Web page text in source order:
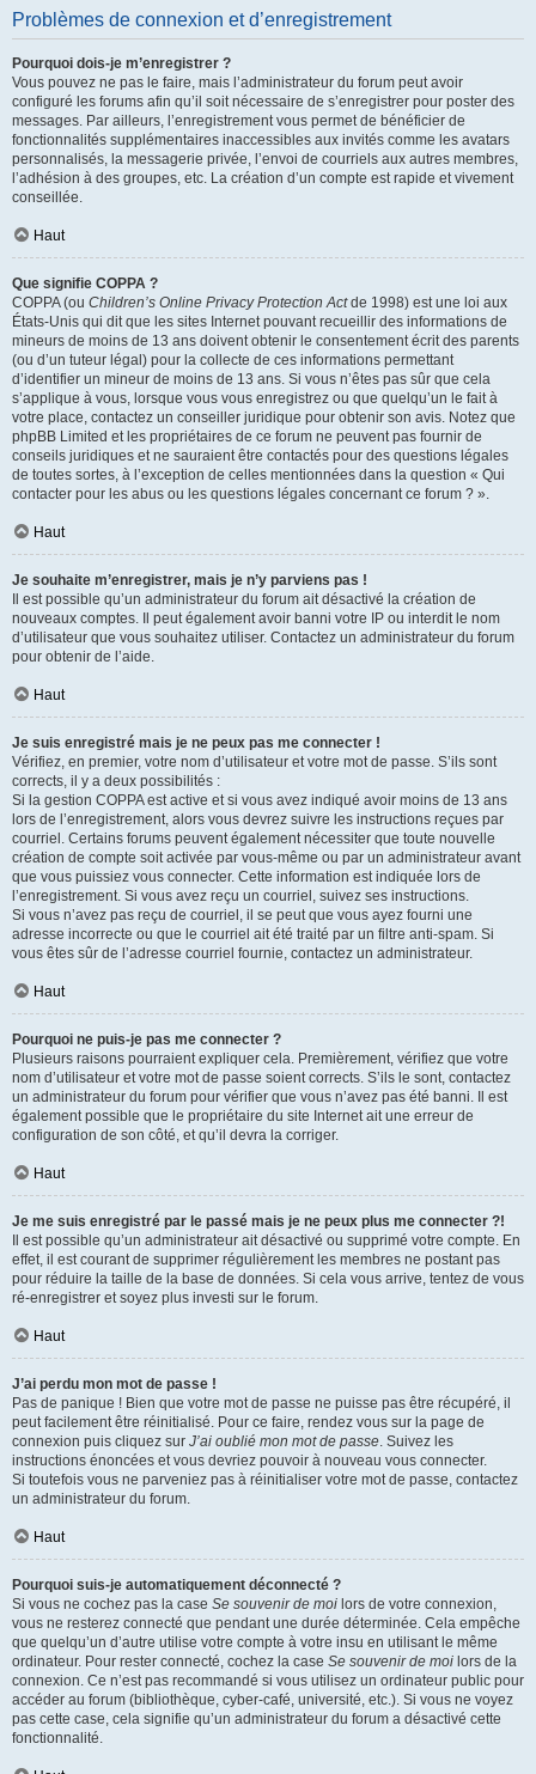
Problèmes de connexion et d’enregistrement
Pourquoi dois-je m’enregistrer ?
Vous pouvez ne pas le faire, mais l’administrateur du forum peut avoir
configuré les forums afin qu’il soit nécessaire de s’enregistrer pour poster des
messages. Par ailleurs, l’enregistrement vous permet de bénéficier de
fonctionnalités supplémentaires inaccessibles aux invités comme les avatars
personnalisés, la messagerie privée, l’envoi de courriels aux autres membres,
l’adhésion à des groupes, etc. La création d’un compte est rapide et vivement
conseillée.
Haut
Que signifie COPPA ?
COPPA (ou Children’s Online Privacy Protection Actde 1998) est une loi aux
États-Unis qui dit que les sites Internet pouvant recueillir des informations de
mineurs de moins de 13 ans doivent obtenir le consentement écrit des parents
(ou d’un tuteur légal) pour la collecte de ces informations permettant
d’identifier un mineur de moins de 13 ans. Si vous n’êtes pas sûr que cela
s’applique à vous, lorsque vous vous enregistrez ou que quelqu’un le fait à
votre place, contactez un conseiller juridique pour obtenir son avis. Notez que
phpBB Limited et les propriétaires de ce forum ne peuvent pas fournir de
conseils juridiques et ne sauraient être contactés pour des questions légales
de toutes sortes, à l’exception de celles mentionnées dans la question « Qui
contacter pour les abus ou les questions légales concernant ce forum ? ».
Haut
Je souhaite m’enregistrer, mais je n’y parviens pas !
Il est possible qu’un administrateur du forum ait désactivé la création de
nouveaux comptes. Il peut également avoir banni votre IP ou interdit le nom
d’utilisateur que vous souhaitez utiliser. Contactez un administrateur du forum
pour obtenir de l’aide.
Haut
Je suis enregistré mais je ne peux pas me connecter !
Vérifiez, en premier, votre nom d’utilisateur et votre mot de passe. S’ils sont
corrects, il y a deux possibilités :
Si la gestion COPPA est active et si vous avez indiqué avoir moins de 13 ans
lors de l’enregistrement, alors vous devrez suivre les instructions reçues par
courriel. Certains forums peuvent également nécessiter que toute nouvelle
création de compte soit activée par vous-même ou par un administrateur avant
que vous puissiez vous connecter. Cette information est indiquée lors de
l’enregistrement. Si vous avez reçu un courriel, suivez ses instructions.
Si vous n’avez pas reçu de courriel, il se peut que vous ayez fourni une
adresse incorrecte ou que le courriel ait été traité par un filtre anti-spam. Si
vous êtes sûr de l’adresse courriel fournie, contactez un administrateur.
Haut
Pourquoi ne puis-je pas me connecter ?
Plusieurs raisons pourraient expliquer cela. Premièrement, vérifiez que votre
nom d’utilisateur et votre mot de passe soient corrects. S’ils le sont, contactez
un administrateur du forum pour vérifier que vous n’avez pas été banni. Il est
également possible que le propriétaire du site Internet ait une erreur de
configuration de son côté, et qu’il devra la corriger.
Haut
Je me suis enregistré par le passé mais je ne peux plus me connecter ?!
Il est possible qu’un administrateur ait désactivé ou supprimé votre compte. En
effet, il est courant de supprimer régulièrement les membres ne postant pas
pour réduire la taille de la base de données. Si cela vous arrive, tentez de vous
ré-enregistrer et soyez plus investi sur le forum.
Haut
J’ai perdu mon mot de passe !
Pas de panique ! Bien que votre mot de passe ne puisse pas être récupéré, il
peut facilement être réinitialisé. Pour ce faire, rendez vous sur la page de
connexion puis cliquez sur J’ai oublié mon mot de passe. Suivez les
instructions énoncées et vous devriez pouvoir à nouveau vous connecter.
Si toutefois vous ne parveniez pas à réinitialiser votre mot de passe, contactez
un administrateur du forum.
Haut
Pourquoi suis-je automatiquement déconnecté ?
Si vous ne cochez pas la case Se souvenir de moi lors de votre connexion,
vous ne resterez connecté que pendant une durée déterminée. Cela empêche
que quelqu’un d’autre utilise votre compte à votre insu en utilisant le même
ordinateur. Pour rester connecté, cochez la case Se souvenir de moi lors de la
connexion. Ce n’est pas recommandé si vous utilisez un ordinateur public pour
accéder au forum (bibliothèque, cyber-café, université, etc.). Si vous ne voyez
pas cette case, cela signifie qu’un administrateur du forum a désactivé cette
fonctionnalité.